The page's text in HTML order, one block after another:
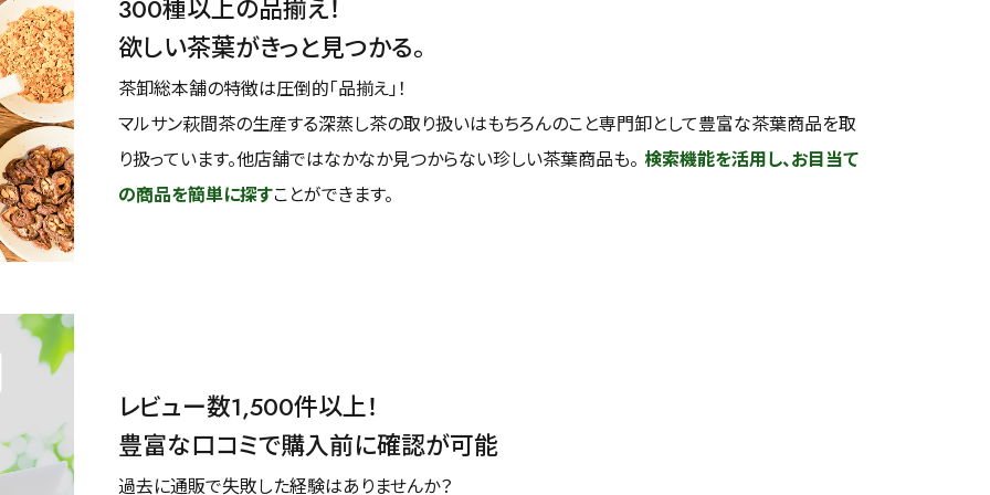
300種以上の品揃え！
欲しい茶葉がきっと見つかる。
茶卸総本舗の特徴は圧倒的「品揃え」！
マルサン萩間茶の生産する深蒸し茶の取り扱いはもちろんのこと専門卸として豊富な茶葉商品を取
り扱っています。他店舗ではなかなか見つからない珍しい茶葉商品も。検索機能を活用し、お目当て
の商品を簡単に探すことができます。
レビュー数1,500件以上！
豊富な口コミで購入前に確認が可能
過去に通販で失敗した経験はありませんか？